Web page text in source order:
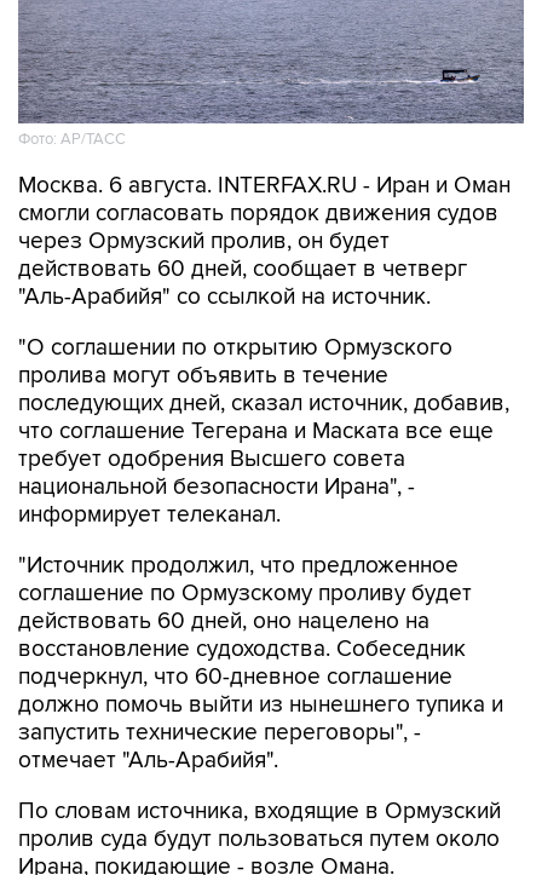
Фото: AP/ТАСС
Москва. 6 августа. INTERFAX.RU - Иран и Оман
смогли согласовать порядок движения судов
через Ормузский пролив, он будет
действовать 60 дней, сообщает в четверг
"Аль-Арабийя" со ссылкой на источник.
"О соглашении по открытию Ормузского
пролива могут объявить в течение
последующих дней, сказал источник, добавив,
что соглашение Тегерана и Маската все еще
требует одобрения Высшего совета
национальной безопасности Ирана", -
информирует телеканал.
"Источник продолжил, что предложенное
соглашение по Ормузскому проливу будет
действовать 60 дней, оно нацелено на
восстановление судоходства. Собеседник
подчеркнул, что 60-дневное соглашение
должно помочь выйти из нынешнего тупика и
запустить технические переговоры", -
отмечает "Аль-Арабийя".
По словам источника, входящие в Ормузский
пролив суда будут пользоваться путем около
Ирана, покидающие - возле Омана.